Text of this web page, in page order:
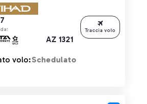
AZ 1321
volo:Schedulato
Traccia volo